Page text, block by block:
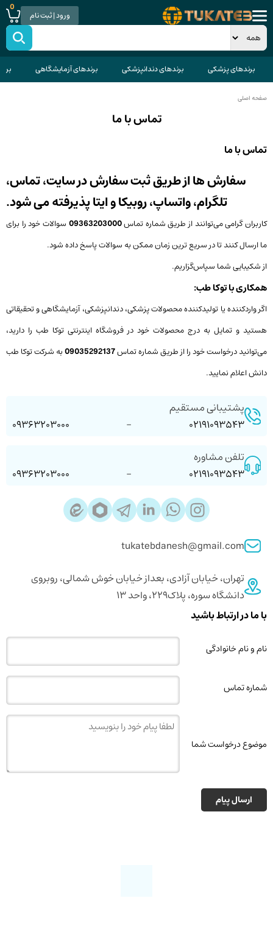
ورود | ثبت نام
0
برندهای پزشکی برندهای دندانپزشکی برندهای آزمایشگاهی
صفحه اصلی
تماس با ما
تماس با ما
سفارش ها از طریق ثبت سفارش در سایت، تماس،
تلگرام، واتساپ، روبیکا و ایتا پذیرفته‌ می شود.
کاربران گرامی می‌توانند از طریق شماره‌ تماس09363203000 سوالات خود را برای
ما ارسال‌ کنند تا در سریع ترین زمان ممکن به سوالات پاسخ‌ داده‌ شود.
از شکیبایی شما سپاس‌گزاریم.
همکاری با توکا طب:
اگر واردکننده یا تولیدکننده محصولات پزشکی، دندانپزشکی، آزمایشگاهی و تحقیقاتی
هستید و تمایل به درج محصولات خود در فروشگاه اینترنتی توکا طب را دارید،
می‌توانید درخواست خود را از طریق شماره تماس09035292137به شرکت توکا طب
دانش اعلام نمایید.
پشتیبانی مستقیم
02191093543
-
09363203000
تلفن مشاوره
02191093543
-
09363203000
tukatebdanesh@gmail.com
تهران، خیابان آزادی، بعداز خیابان خوش شمالی، روبروی
دانشگاه سوره، پلاک229، واحد 13
با ما در ارتباط باشید
نام و نام خانوادگی
شماره تماس
موضوع درخواست شما